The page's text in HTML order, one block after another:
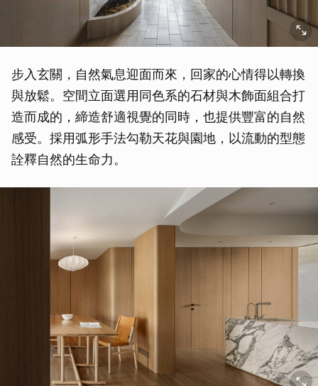
步入玄關，自然氣息迎面而來，回家的心情得以轉換
與放鬆。空間立面選用同色系的石材與木飾面組合打
造而成的，締造舒適視覺的同時，也提供豐富的自然
感受。採用弧形手法勾勒天花與園地，以流動的型態
詮釋自然的生命力。